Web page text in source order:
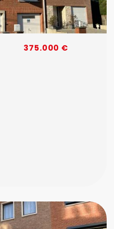
375.000 €